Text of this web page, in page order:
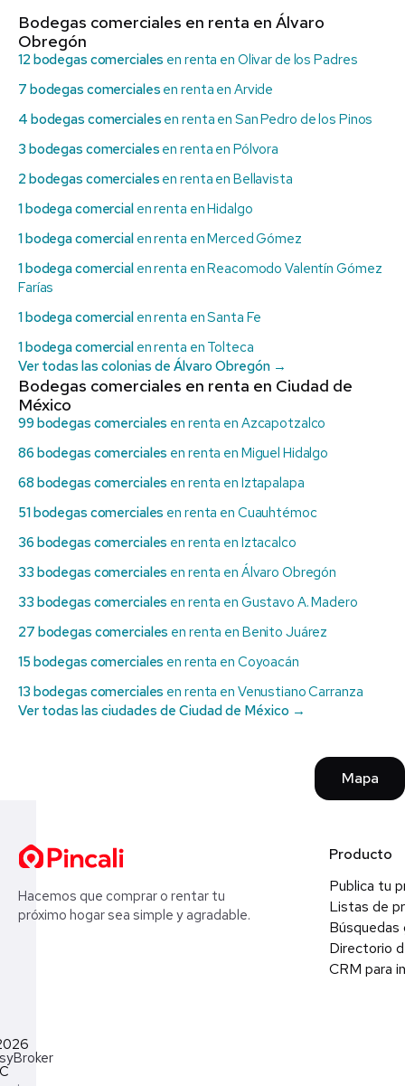
Bodegas comerciales en renta en Álvaro
Obregón
12 bodegas comerciales en renta en Olivar de los Padres
7 bodegas comerciales en renta en Arvide
4 bodegas comerciales en renta en San Pedro de los Pinos
3 bodegas comerciales en renta en Pólvora
2 bodegas comerciales en renta en Bellavista
1 bodega comercialen renta en Hidalgo
1 bodega comercialen renta en Merced Gómez
1 bodega comercialen renta en Reacomodo Valentín Gómez
Farías
1 bodega comercialen renta en Santa Fe
1 bodega comercialen renta en Tolteca
Ver todas las colonias de Álvaro Obregón →
Bodegas comerciales en renta en Ciudad de
México
99 bodegas comerciales en renta en Azcapotzalco
86 bodegas comerciales en renta en Miguel Hidalgo
68 bodegas comerciales en renta en Iztapalapa
51 bodegas comerciales en renta en Cuauhtémoc
36 bodegas comerciales en renta en Iztacalco
33 bodegas comerciales en renta en Álvaro Obregón
33 bodegas comerciales en renta en Gustavo A. Madero
27 bodegas comerciales en renta en Benito Juárez
15 bodegas comerciales en renta en Coyoacán
13 bodegas comerciales en renta en Venustiano Carranza
Ver todas las ciudades de Ciudad de México →
Mapa
Hacemos que comprar o rentar tu
próximo hogar sea simple y agradable.
Producto
Publica tu
Listas de
Búsquedas
Directorio
CRM para